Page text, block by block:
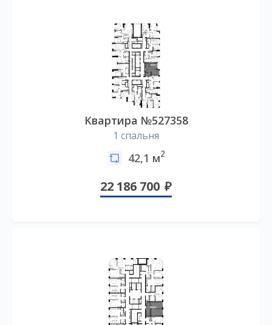
Квартира №527358
1 спальня
42,1 м2
22 186 700